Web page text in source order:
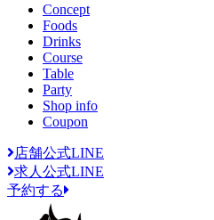
Concept
Foods
Drinks
Course
Table
Party
Shop info
Coupon
店舗公式LINE
求人公式LINE
予約する